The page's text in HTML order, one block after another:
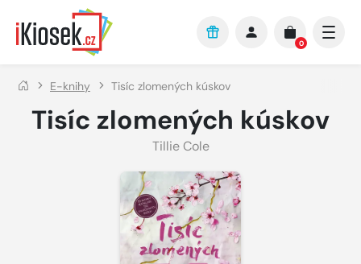
Přejít na hlavní obsah
0
E-knihy Tisíc zlomených kúskov
Tisíc zlomených kúskov
Tillie Cole